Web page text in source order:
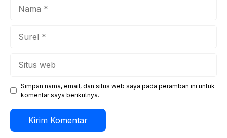
Simpan nama, email, dan situs web saya pada peramban ini untuk
komentar saya berikutnya.